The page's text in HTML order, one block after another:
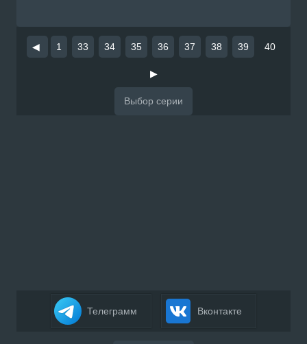
◀ 1 33 34 35 36 37 38 39 40
▶
Телеграмм Вконтакте